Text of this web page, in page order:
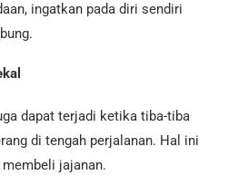
ingatkan pada diri sendiri
dapat terjadi ketika tiba-tiba
di tengah perjalanan. Hal ini
jajanan.